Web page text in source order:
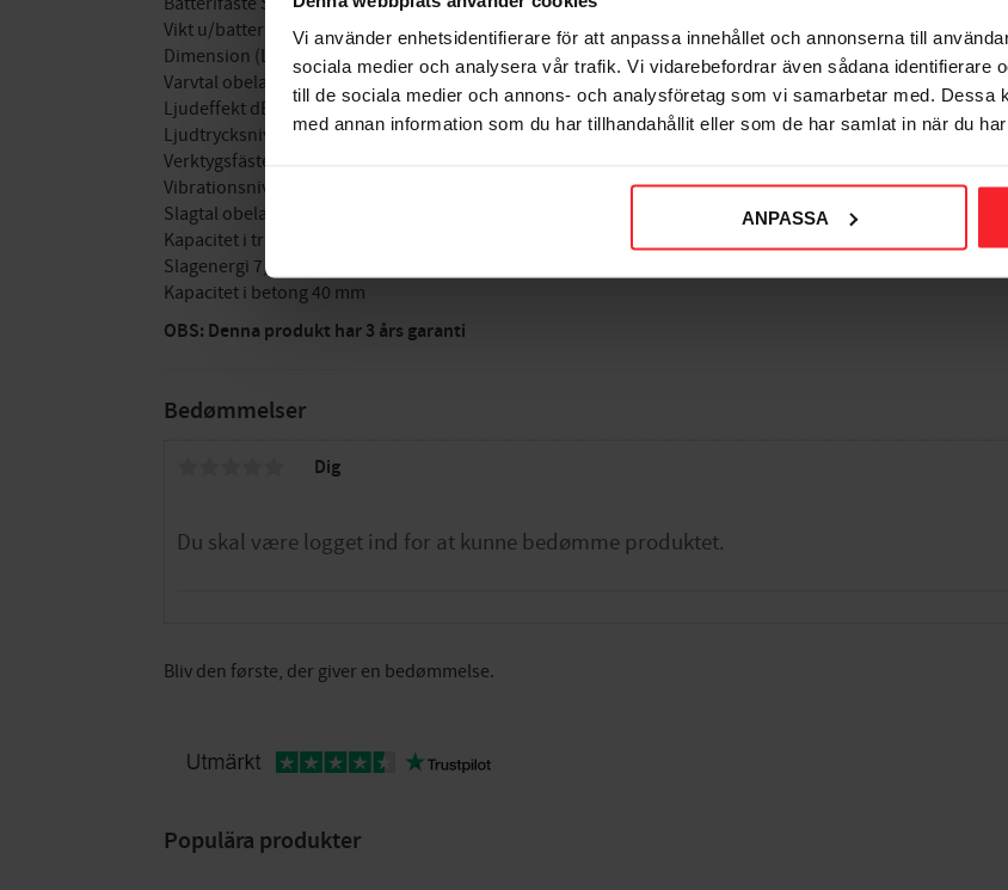
Vi använder enhetsidentifierare för att anpassa innehållet och annonserna till
sociala medier och analysera vår trafik. Vi vidarebefordrar även sådana identifierare
till de sociala medier och annons- och analysföretag som vi samarbetar med. Dessa
med annan information som du har tillhandahållit eller som de har samlat in när du
ANPASSA
Vikt u/batteri 7,0 kg
Dimension (L x H) 496x104x259 mm
Varvtal obelastad 260 - 590 /min
Ljudeffekt dB(A) 105
Ljudtrycksnivå dB(A) 94
Verktygsfäste SDS-max
Vibrationsnivå m/s² (3D) 11,8 (borrning)/9,6 (mejsling)
Slagtal obelastad 1.420 - 2.860 /min
Kapacitet i trä/stål/betong .
Slagenergi 7,1 Joule (EPTA 05)
Kapacitet i betong 40 mm
OBS: Denna produkt har 3 års garanti
Bedømmelser
Dig
Bliv den første, der giver en bedømmelse.
Populära produkter